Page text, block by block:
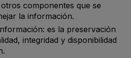
componentes que se
la información.
es la preservación
integridad y disponibilidad